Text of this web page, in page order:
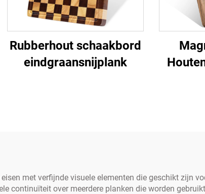
Rubberhout schaakbord
eindgraansnijplank
met verfijnde visuele elementen die geschikt zijn
continuïteit over meerdere planken die worden